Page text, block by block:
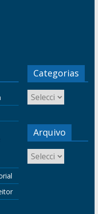
Categorias
Arquivo